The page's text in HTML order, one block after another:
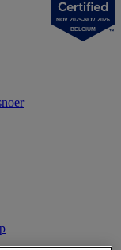
NOV 2025-NOV 2026
BELGIUM